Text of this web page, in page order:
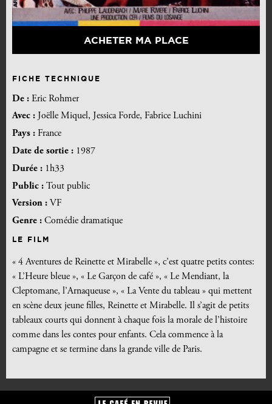
ACHETER MA PLACE
FICHE TECHNIQUE
De : Eric Rohmer
Avec : Joëlle Miquel, Jessica Forde, Fabrice Luchini
Pays : France
Date de sortie : 1987
Durée : 1h33
Public : Tout public
Version : VF
Genre : Comédie dramatique
LE FILM
« 4 Aventures de Reinette et Mirabelle », c’est quatre petits contes:
« L’Heure bleue », « Le Garçon de café », « Le Mendiant, la
Cleptomane, l’Arnaqueuse », « La Vente du tableau » qui mettent
en scène deux jeune filles, Reinette et Mirabelle. Il s’agit de petits
tableaux courts qui donnent à chaque fois la morale de l’histoire
comme dans les contes pour enfants. Cela commence à la
campagne et se termine dans la grande ville de Paris.